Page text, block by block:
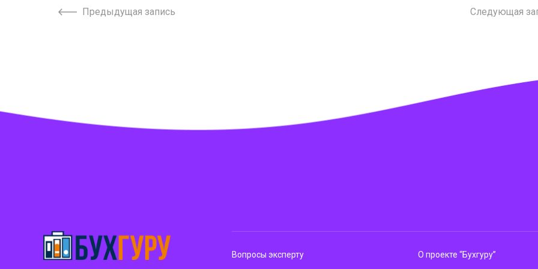
Предыдущая запись Следующая
Вопросы эксперту О проекте “Бухгуру”